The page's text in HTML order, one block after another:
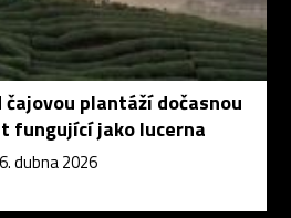
plantáží dočasnou
fungující jako lucerna
dubna 2026